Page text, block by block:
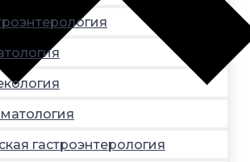
гастроэнтерология